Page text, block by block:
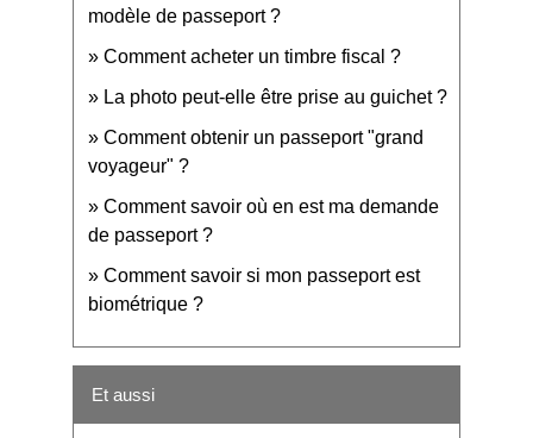
modèle de passeport ?
Comment acheter un timbre fiscal ?
La photo peut-elle être prise au guichet ?
Comment obtenir un passeport "grand
voyageur" ?
Comment savoir où en est ma demande
de passeport ?
Comment savoir si mon passeport est
biométrique ?
Et aussi